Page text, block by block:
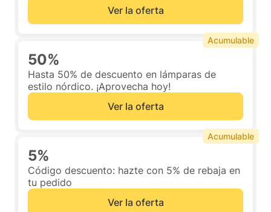
Ver la oferta
50%
Hasta 50% de descuento en lámparas de
estilo nórdico. ¡Aprovecha hoy!
Ver la oferta
Acumulable
5%
Código descuento: hazte con 5% de rebaja en
tu pedido
Ver la oferta
Acumulable